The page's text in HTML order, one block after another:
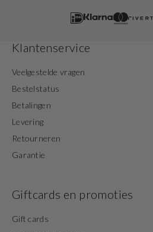
Klantenservice
Veelgestelde vragen
Bestelstatus
Betalingen
Levering
Retourneren
Garantie
Giftcards en promoties
Gift cards